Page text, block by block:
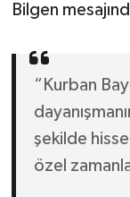
Bilgen
“Kurban
şekilde
özel